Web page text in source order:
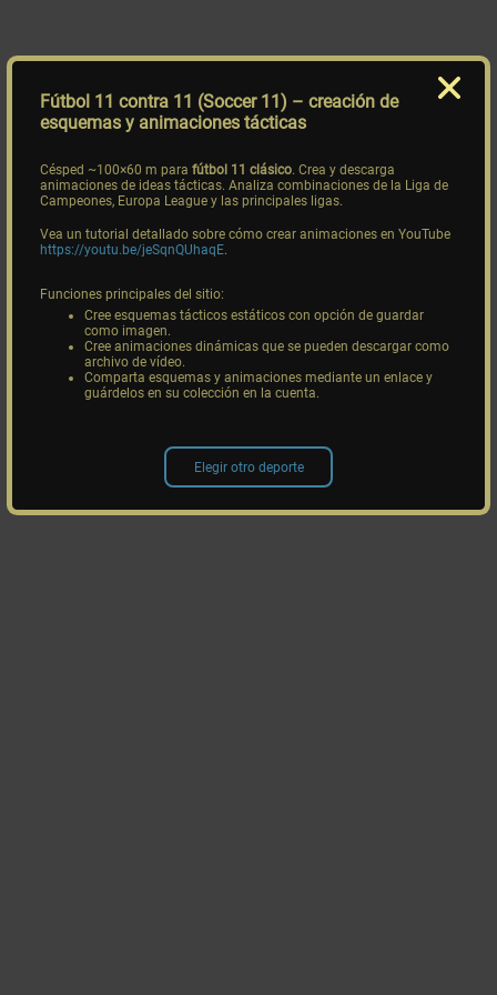
Fútbol 11 contra 11 (Soccer 11) – creación de
esquemas y animaciones tácticas
Césped ~100×60 m parafútbol 11 clásico. Crea y descarga
animaciones de ideas tácticas. Analiza combinaciones de la Liga de
Campeones, Europa League y las principales ligas.
Vea un tutorial detallado sobre cómo crear animaciones en YouTube
https://youtu.be/jeSqnQUhaqE.
Funciones principales del sitio:
Cree esquemas tácticos estáticos con opción de guardar
como imagen.
Cree animaciones dinámicas que se pueden descargar como
archivo de vídeo.
Comparta esquemas y animaciones mediante un enlace y
guárdelos en su colección en la cuenta.
Elegir otro deporte